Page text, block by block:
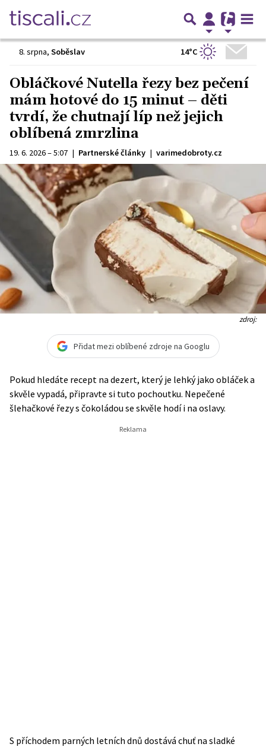
8. srpna, Soběslav 14°C
Obláčkové Nutella řezy bez pečení
mám hotové do 15 minut – děti
tvrdí, že chutnají líp než jejich
oblíbená zmrzlina
19. 6. 2026 – 5:07 | Partnerské články | varimedobroty.cz
zdroj:
Přidat mezi oblíbené zdroje na Googlu
Pokud hledáte recept na dezert, který je lehký jako obláček a
skvěle vypadá, připravte si tuto pochoutku. Nepečené
šlehačkové řezy s čokoládou se skvěle hodí i na oslavy.
S příchodem parných letních dnů dostává chuť na sladké